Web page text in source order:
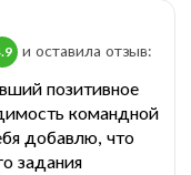
и оставила отзыв:
позитивное
командной
добавлю, что
задания